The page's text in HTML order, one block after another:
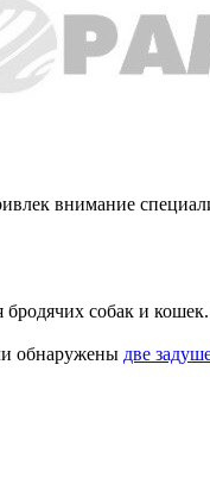
внимание
собак и
обнаружены две